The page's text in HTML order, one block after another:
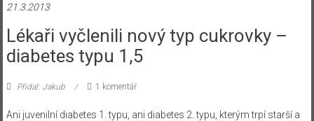
21.3.2013
Lékaři vyčlenili nový typ cukrovky –
diabetes typu 1,5
Přidal: Jakub 1 komentář
Ani juvenilní diabetes 1. typu, ani diabetes 2. typu, kterým trpí starší a